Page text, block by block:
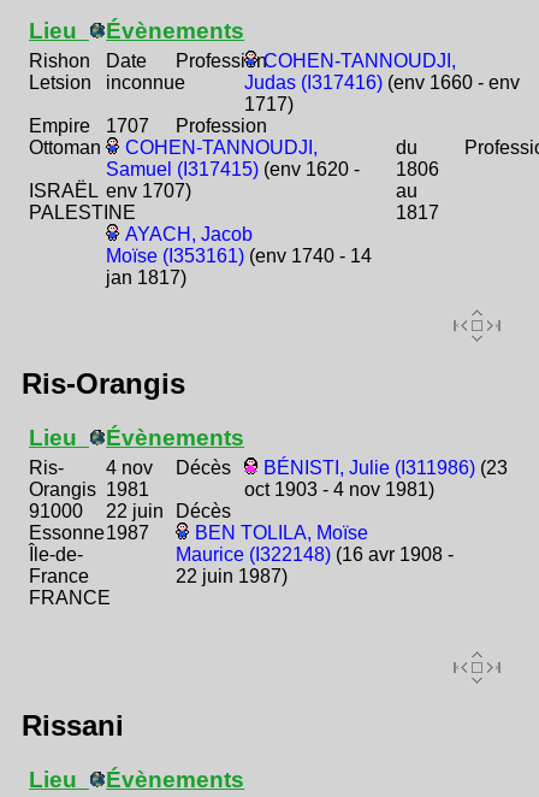
Lieu
Rishon
Letsion
Empire
Ottoman
ISRAËL
PALESTINE
Évènements
Date
inconnue
ProfessionCOHEN-TANNOUDJI,
Judas (I317416) (env 1660 - env
1717)
1707
Profession
COHEN-TANNOUDJI,
Samuel (I317415) (env 1620 -
env 1707)
du
1806
au
1817
AYACH, Jacob
Moïse (I353161) (env 1740 - 14
jan 1817)
Ris-Orangis
Lieu
Ris-
Orangis
91000
Essonne
Île-de-
France
FRANCE
Évènements
4 nov
1981
Décès BÉNISTI, Julie (I311986) (23
oct 1903 - 4 nov 1981)
22 juin
1987
Décès
BEN TOLILA, Moïse
Maurice (I322148)(16 avr 1908 -
22 juin 1987)
Rissani
Lieu Évènements